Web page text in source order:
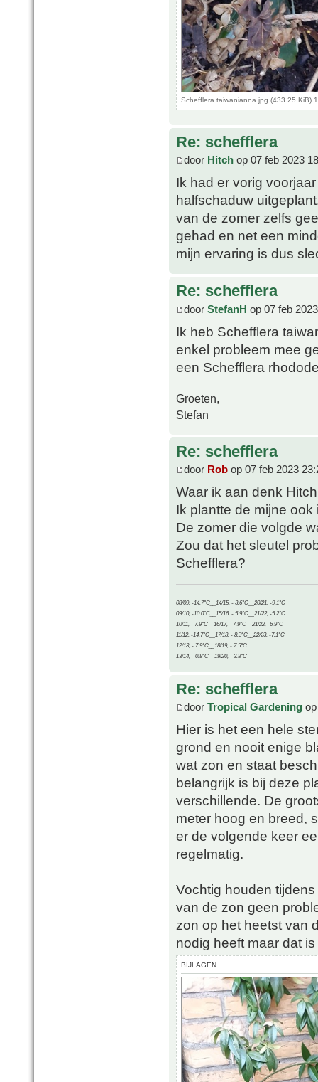
Schefflera taiwanianna.jpg (433.25 KiB)
Re: schefflera
door Hitch op 07 feb 2023
Ik had er vorig
halfschaduw
van de zomer zelfs
gehad en net een
mijn ervaring is dus
Re: schefflera
door StefanH op 07 feb
Ik heb Schefflera
enkel probleem mee
een Schefflera
Groeten,
Stefan
Re: schefflera
door Rob op 07 feb 2023
Waar ik aan denk
Ik plantte de mijne
De zomer die volgde
Zou dat het sleutel
Schefflera?
08/09, -14.7°C__14/15, - 3.6°C__20/21, -9.1°C
09/10, -10.0°C__15/16, - 5.9°C__21/22, -5.2°C
10/11, - 7.9°C__16/17, - 7.9°C__21/22, -6.9°C
11/12, -14.7°C__17/18, - 8.3°C__22/23, -7.1°C
12/13, - 7.9°C__18/19, - 7.5°C
13/14, - 0.8°C__19/20, - 2.8°C
Re: schefflera
door Tropical Gardening
Hier is het een hele
grond en nooit enige
wat zon en staat
belangrijk is bij deze
verschillende. De
meter hoog en breed,
er de volgende keer
regelmatig.
Vochtig houden
van de zon geen
zon op het heetst van
nodig heeft maar dat
BIJLAGEN